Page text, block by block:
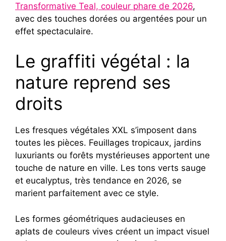
Transformative Teal, couleur phare de 2026,
avec des touches dorées ou argentées pour un
effet spectaculaire.
Le graffiti végétal : la
nature reprend ses
droits
Les fresques végétales XXL s’imposent dans
toutes les pièces. Feuillages tropicaux, jardins
luxuriants ou forêts mystérieuses apportent une
touche de nature en ville. Les tons verts sauge
et eucalyptus, très tendance en 2026, se
marient parfaitement avec ce style.
Les formes géométriques audacieuses en
aplats de couleurs vives créent un impact visuel